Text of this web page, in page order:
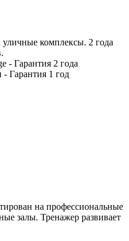
комплексы. 2 года
- Гарантия 2 года
Гарантия 1 год
на профессиональные
залы. Тренажер развивает